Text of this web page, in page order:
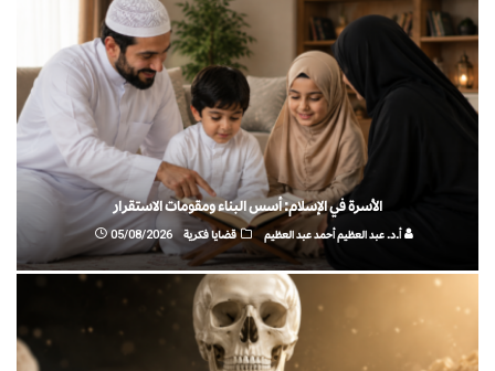
الأسرة في الإسلام: أسس البناء ومقومات الاستقرار
أ.د. عبد العظيم أحمد عبد العظيم قضايا فكرية 05/08/2026